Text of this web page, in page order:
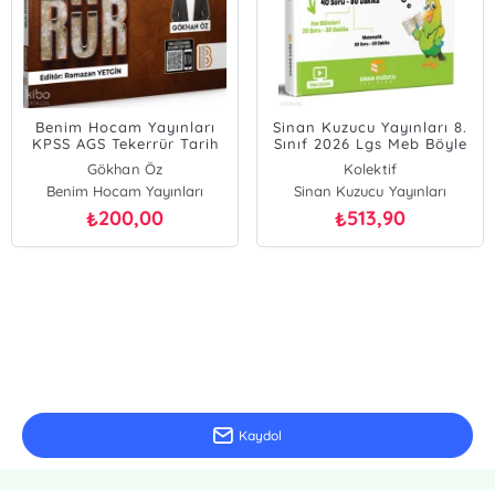
Benim Hocam Yayınları
KPSS AGS Tekerrür Tarih
Genel Tekrar
Gökhan Öz
Benim Hocam Yayınları
₺200,00
Sinan Kuzucu Yayınları 8.
Sınıf 2026 Lgs Meb Böyle
Sorar Fen Bilimleri Soru
Bankası Video Çözümlü
Kolektif
Sinan Kuzucu Yayınları
₺513,90
Kaydol